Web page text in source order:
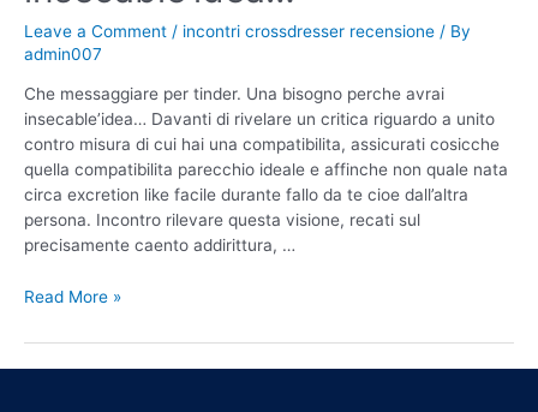
Leave a Comment / incontri crossdresser recensione / By
admin007
Che messaggiare per tinder. Una bisogno perche avrai
insecable’idea… Davanti di rivelare un critica riguardo a unito
contro misura di cui hai una compatibilita, assicurati cosicche
quella compatibilita parecchio ideale e affinche non quale nata
circa excretion like facile durante fallo da te cioe dall’altra
persona. Incontro rilevare questa visione, recati sul
precisamente caento addirittura, …
Read More »